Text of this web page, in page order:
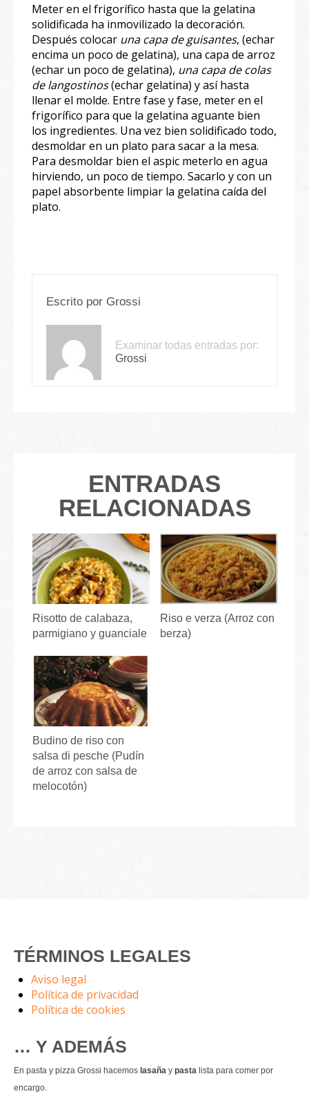
Meter en el frigorífico hasta que la gelatina
solidificada ha inmovilizado la decoración.
Después colocar una capa de guisantes, (echar
encima un poco de gelatina), una capa de arroz
(echar un poco de gelatina), una capa de colas
de langostinos(echar gelatina) y así hasta
llenar el molde. Entre fase y fase, meter en el
frigorífico para que la gelatina aguante bien
los ingredientes. Una vez bien solidificado todo,
desmoldar en un plato para sacar a la mesa.
Para desmoldar bien el aspic meterlo en agua
hirviendo, un poco de tiempo. Sacarlo y con un
papel absorbente limpiar la gelatina caída del
plato.
Escrito por Grossi
Examinar todas entradas por:
Grossi
ENTRADAS
RELACIONADAS
Risotto de calabaza,
parmigiano y guanciale ⁣
Riso e verza (Arroz con
berza)
Budino de riso con
salsa di pesche (Pudín
de arroz con salsa de
melocotón)
TÉRMINOS LEGALES
Aviso legal
Política de privacidad
Política de cookies
… Y ADEMÁS
En pasta y pizza Grossi hacemos lasaña y pasta lista para comer por
encargo.